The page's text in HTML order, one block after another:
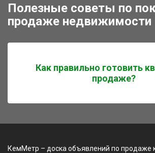
Полезные советы по
продаже недвижимости
Как правильно готовить
продаже?
КемМетр – доска объявлений по продаже